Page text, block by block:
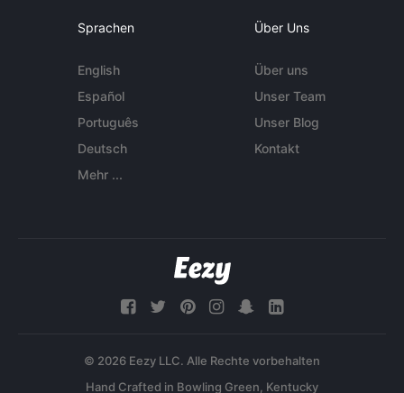
Sprachen
English
Español
Português
Deutsch
Mehr ...
Über Uns
Über uns
Unser Team
Unser Blog
Kontakt
© 2026 Eezy LLC. Alle Rechte vorbehalten